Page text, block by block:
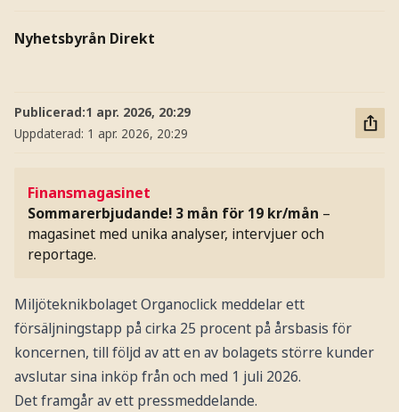
Nyhetsbyrån Direkt
Publicerad:1 apr. 2026, 20:29
Uppdaterad: 1 apr. 2026, 20:29
Finansmagasinet
Sommarerbjudande! 3 mån för 19 kr/mån –
magasinet med unika analyser, intervjuer och
reportage.
Miljöteknikbolaget Organoclick meddelar ett
försäljningstapp på cirka 25 procent på årsbasis för
koncernen, till följd av att en av bolagets större kunder
avslutar sina inköp från och med 1 juli 2026.
Det framgår av ett pressmeddelande.